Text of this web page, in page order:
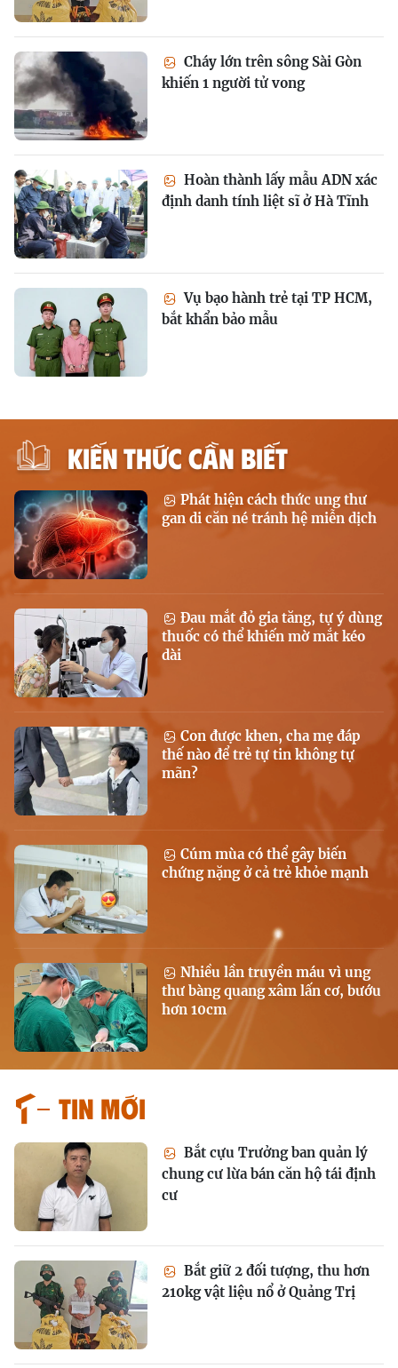
Cháy lớn trên sông Sài Gòn
khiến 1 người tử vong
Hoàn thành lấy mẫu ADN xác
định danh tính liệt sĩ ở Hà Tĩnh
Vụ bạo hành trẻ tại TP HCM,
bắt khẩn bảo mẫu
KIẾN THỨC CẦN BIẾT
Phát hiện cách thức ung thư
gan di căn né tránh hệ miễn dịch
Đau mắt đỏ gia tăng, tự ý dùng
thuốc có thể khiến mờ mắt kéo
dài
Con được khen, cha mẹ đáp
thế nào để trẻ tự tin không tự
mãn?
Cúm mùa có thể gây biến
chứng nặng ở cả trẻ khỏe mạnh
Nhiều lần truyền máu vì ung
thư bàng quang xâm lấn cơ, bướu
hơn 10cm
Tin mới
Bắt cựu Trưởng ban quản lý
chung cư lừa bán căn hộ tái định
cư
Bắt giữ 2 đối tượng, thu hơn
210kg vật liệu nổ ở Quảng Trị